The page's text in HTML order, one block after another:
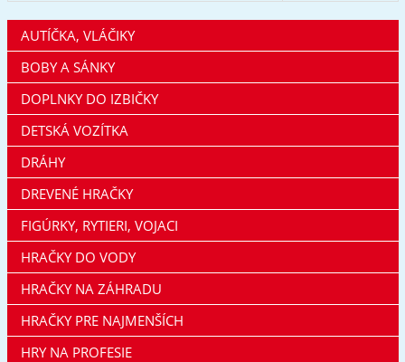
AUTÍČKA, VLÁČIKY
BOBY A SÁNKY
DOPLNKY DO IZBIČKY
DETSKÁ VOZÍTKA
DRÁHY
DREVENÉ HRAČKY
FIGÚRKY, RYTIERI, VOJACI
HRAČKY DO VODY
HRAČKY NA ZÁHRADU
HRAČKY PRE NAJMENŠÍCH
HRY NA PROFESIE